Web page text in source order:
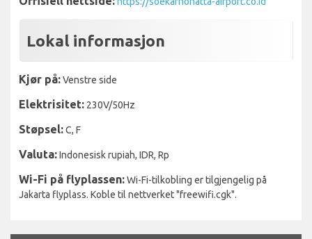
Lokal informasjon
Kjør på:Venstre side
Elektrisitet: 230V/50Hz
Støpsel:C, F
Valuta:Indonesisk rupiah, IDR, Rp
Wi-Fi på flyplassen:Wi-Fi-tilkobling er tilgjengelig på
Jakarta flyplass. Koble til nettverket "freewifi.cgk".